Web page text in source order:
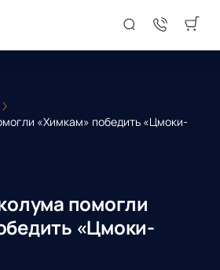
«Химкам» победить «Цмоки-
помогли
«Цмоки-